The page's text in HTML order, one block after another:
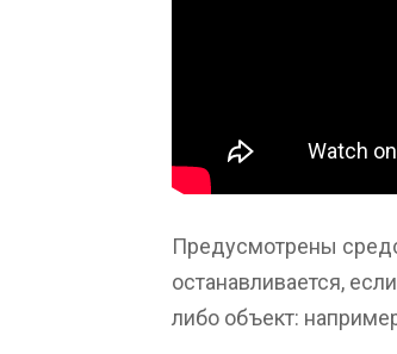
Предусмотрены
останавливается,
либо объект: